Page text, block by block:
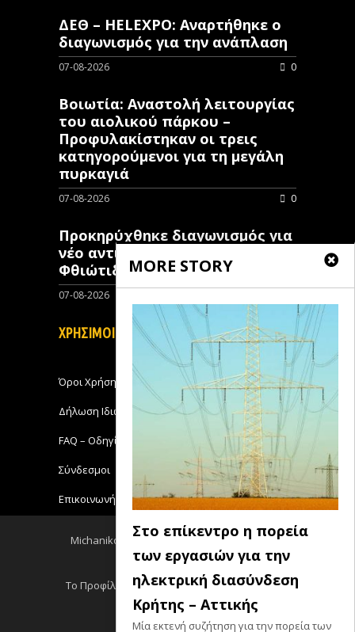
MORE STORY
Στο επίκεντρο η πορεία
των εργασιών για την
ηλεκτρική διασύνδεση
Κρήτης – Αττικής
Μία εκτενή συζήτηση για την πορεία των
ΔΕΘ – HELEXPO: Αναρτήθηκε ο
διαγωνισμός για την ανάπλαση
07-08-2026 0
Βοιωτία: Αναστολή λειτουργίας
του αιολικού πάρκου –
Προφυλακίστηκαν οι τρεις
κατηγορούμενοι για τη μεγάλη
πυρκαγιά
07-08-2026 0
Προκηρύχθηκε διαγωνισμός για
νέo αντιπλημμυρικό έργο στη
Φθιώτιδα
07-08-2026
ΧΡΗΣΙΜΟΙ ΣΥΝΔΕΣΜΟΙ
Όροι Χρήσης
Δήλωση Ιδιωτικότητας
FAQ – Οδηγίες Χρήσης
Σύνδεσμοι
Επικοινωνήστε με το Michanikos-Online
Michanikos-Online 2018 - All Rights Reserved
Back to top
Το Προφίλ μου
Log out
Ειδησεις RSS
Σεμινάρια RSS